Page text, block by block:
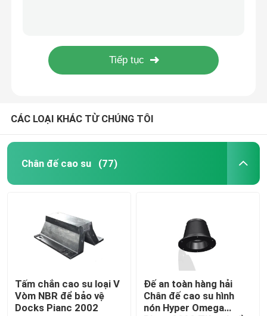
Chắn bùn cao su hình nón
Chắn bùn loại D
Chắn bùn biển hình trụ
Tấm chắn cao su di động
Chắn thuyền kéo
Chắn bùn
CÁC LOẠI KHÁC TỪ CHÚNG TÔI
Chân đế cao su (77)
Tấm chắn cao su loại V
Vòm NBR để bảo vệ
Docks Pianc 2002
Đế an toàn hàng hải
Chân đế cao su hình
nón Hyper Omega